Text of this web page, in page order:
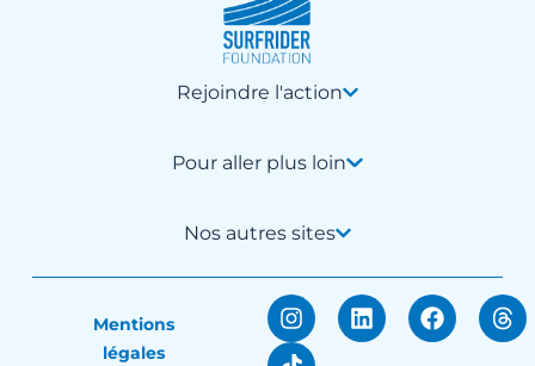
Rejoindre l'action
Pour aller plus loin
Nos autres sites
Mentions
légales